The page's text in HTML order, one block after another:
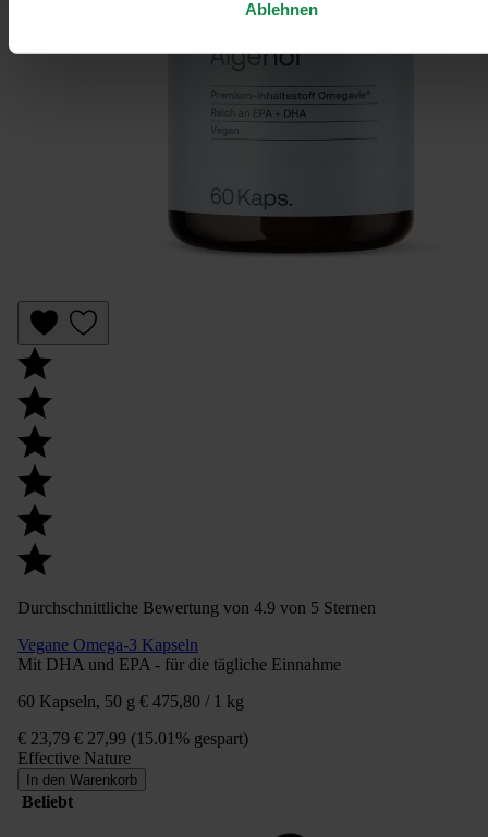
Ablehnen
Durchschnittliche Bewertung von 4.9 von 5 Sternen
Vegane Omega-3 Kapseln
Mit DHA und EPA - für die tägliche Einnahme
60 Kapseln, 50 g € 475,80 / 1 kg
€ 23,79 € 27,99 (15.01% gespart)
Effective Nature
In den Warenkorb
Beliebt